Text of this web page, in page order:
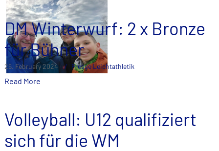
DM Winterwurf: 2 x Bronze
für Bühner
26. February 2024 Presse Leichtathletik
Read More
Volleyball: U12 qualifiziert
sich für die WM